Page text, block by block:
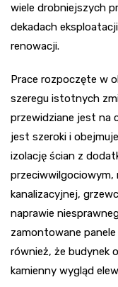
wiele drobniejszych
dekadach
renowacji.
Prace rozpoczęte w
szeregu istotnych
przewidziane jest na
jest szeroki i
izolację ścian z
kanalizacyjnej,
naprawie
zamontowane
również, że budynek
kamienny wygląd